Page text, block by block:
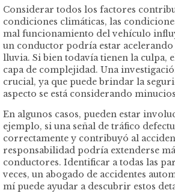
Considerar todos los factores
condiciones climáticas, las
mal funcionamiento del vehículo
un conductor podría estar
lluvia. Si bien todavía tienen la culpa,
capa de complejidad. Una
crucial, ya que puede brindar la
aspecto se está considerando
En algunos casos, pueden estar
ejemplo, si una señal de tráfico
correctamente y contribuyó al
responsabilidad podría extenderse
conductores. Identificar a todas las
veces, un abogado de accidentes
mí puede ayudar a descubrir estos